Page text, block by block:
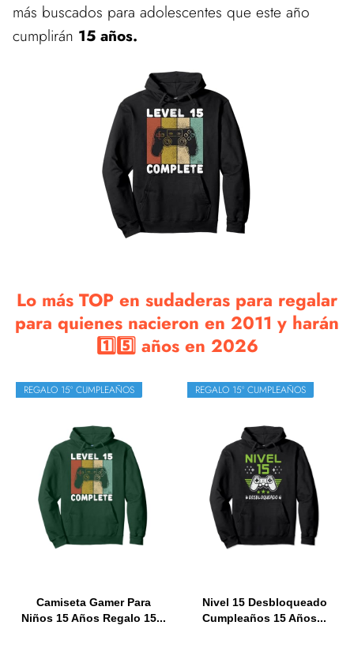
más buscados para adolescentes que este año
cumplirán 15 años.
Lo más TOP en sudaderas para regalar
para quienes nacieron en 2011 y harán
1️⃣5️⃣ años en 2026
REGALO 15º CUMPLEAÑOS
Camiseta Gamer Para
Niños 15 Años Regalo 15...
REGALO 15º CUMPLEAÑOS
Nivel 15 Desbloqueado
Cumpleaños 15 Años...